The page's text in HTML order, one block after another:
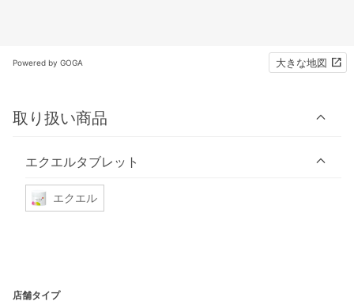
Powered by GOGA 大きな地図
取り扱い商品
エクエルタブレット
エクエル
店舗タイプ